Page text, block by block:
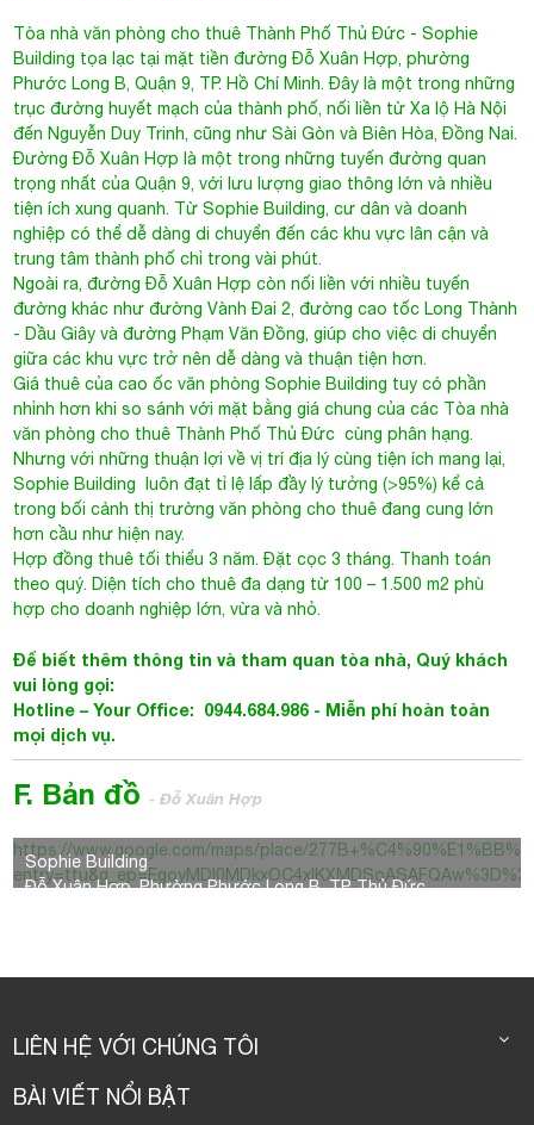
Tòa nhà văn phòng cho thuê Thành Phố Thủ Đức - Sophie
Building tọa lạc tại mặt tiền đường Đỗ Xuân Hợp, phường
Phước Long B, Quận 9, TP. Hồ Chí Minh. Đây là một trong những
trục đường huyết mạch của thành phố, nối liền từ Xa lộ Hà Nội
đến Nguyễn Duy Trinh, cũng như Sài Gòn và Biên Hòa, Đồng Nai.
Đường Đỗ Xuân Hợp là một trong những tuyến đường quan
trọng nhất của Quận 9, với lưu lượng giao thông lớn và nhiều
tiện ích xung quanh. Từ Sophie Building, cư dân và doanh
nghiệp có thể dễ dàng di chuyển đến các khu vực lân cận và
trung tâm thành phố chỉ trong vài phút.
Ngoài ra, đường Đỗ Xuân Hợp còn nối liền với nhiều tuyến
đường khác như đường Vành Đai 2, đường cao tốc Long Thành
- Dầu Giây và đường Phạm Văn Đồng, giúp cho việc di chuyển
giữa các khu vực trở nên dễ dàng và thuận tiện hơn.
Giá thuê của cao ốc văn phòngSophie Building tuy có phần
nhỉnh hơn khi so sánh với mặt bằng giá chung của các Tòa nhà
văn phòng cho thuê Thành Phố Thủ Đức cùng phân hạng.
Nhưng với những thuận lợi về vị trí địa lý cùng tiện ích mang lại,
Sophie Building luôn đạt tỉ lệ lấp đầy lý tưởng (>95%) kể cả
trong bối cảnh thị trường văn phòng cho thuê đang cung lớn
hơn cầu như hiện nay.
Hợp đồng thuê tối thiểu 3 năm. Đặt cọc 3 tháng. Thanh toán
theo quý. Diện tích cho thuê đa dạng từ 100 – 1.500 m2 phù
hợp cho doanh nghiệp lớn, vừa và nhỏ.
Để biết thêm thông tin và tham quan tòa nhà, Quý khách
vui lòng gọi:
Hotline – Your Office: 0944.684.986 - Miễn phí hoàn toàn
mọi dịch vụ.
F. Bản đồ- Đỗ Xuân Hợp
Sophie Building
Đỗ Xuân Hợp, Phường Phước Long B, TP Thủ Đức
https://www.google.com/maps/place/
LIÊN HỆ VỚI CHÚNG TÔI
BÀI VIẾT NỔI BẬT